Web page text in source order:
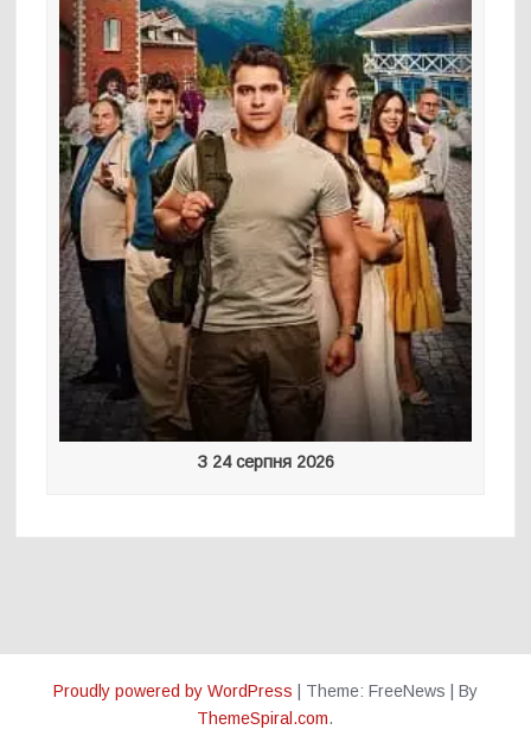
З 24 серпня 2026
Proudly powered by WordPress Theme: FreeNews
By
ThemeSpiral.com.